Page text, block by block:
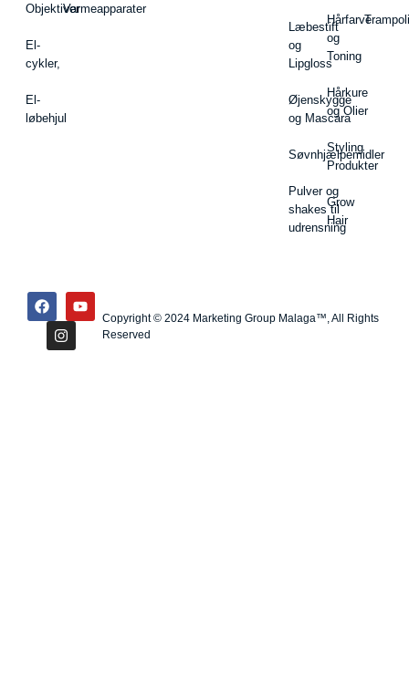
Objektiver
El-
cykler,
El-
løbehjul
Varmeapparater
Læbestift
og
Lipgloss
Øjenskygge
og Mascara
Søvnhjælpemidler
Pulver og
shakes til
udrensning
Hårfarve
og
Toning
Hårkure
og Olier
Styling
Produkter
Grow
Hair
Copyright © 2024 Marketing Group Malaga™, All Rights
Reserved